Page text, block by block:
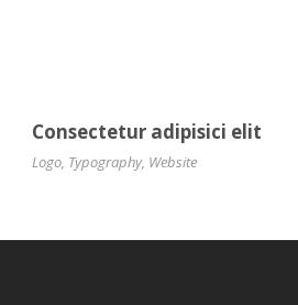
Consectetur adipisici elit
Logo, Typography, Website